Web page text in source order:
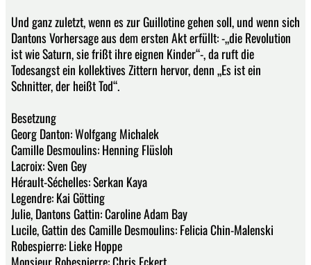
Und ganz zuletzt, wenn es zur Guillotine gehen soll, und wenn sich
Dantons Vorhersage aus dem ersten Akt erfüllt: -„die Revolution
ist wie Saturn, sie frißt ihre eignen Kinder“-, da ruft die
Todesangst ein kollektives Zittern hervor, denn „Es ist ein
Schnitter, der heißt Tod“.
Besetzung
Georg Danton: Wolfgang Michalek
Camille Desmoulins: Henning Flüsloh
Lacroix: Sven Gey
Hérault-Séchelles: Serkan Kaya
Legendre: Kai Götting
Julie, Dantons Gattin: Caroline Adam Bay
Lucile, Gattin des Camille Desmoulins: Felicia Chin-Malenski
Robespierre: Lieke Hoppe